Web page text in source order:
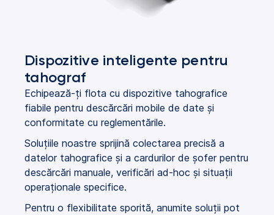
Dispozitive inteligente pentru
tahograf
Echipează-ți flota cu dispozitive tahografice
fiabile pentru descărcări mobile de date și
conformitate cu reglementările.
Soluțiile noastre sprijină colectarea precisă a
datelor tahografice și a cardurilor de șofer pentru
descărcări manuale, verificări ad-hoc și situații
operaționale specifice.
Pentru o flexibilitate sporită, anumite soluții pot